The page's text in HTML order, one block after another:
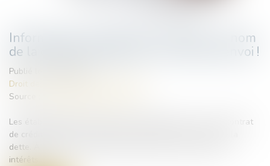
Information annuelle de la caution : le nom
de la caution doit figurer sur la liste d’envoi !
Publié le :
Droit des obligations et des suretés
Source :
Les établissements bancaires ont l’obligation, en cas de contrat
de crédit, d’informer chaque année la caution de l’état de la
dette. À défaut, ils peuvent être déchus de leur droit aux
intérêts...